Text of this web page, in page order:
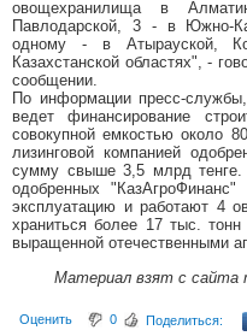
овощехранилища в
Павлодарской, 3 - в Южно-
одному - в Атырауской,
Казахстанской областях", -
сообщении.
По информации пресс-
ведет финансирование
совокупной емкостью около
лизинговой компанией
сумму свыше 3,5 млрд тенге.
одобренных
эксплуатацию и работают 4
храниться более 17 тыс.
выращенной отечественными
Материал взят с сайта
Оценить 0 Поделиться: